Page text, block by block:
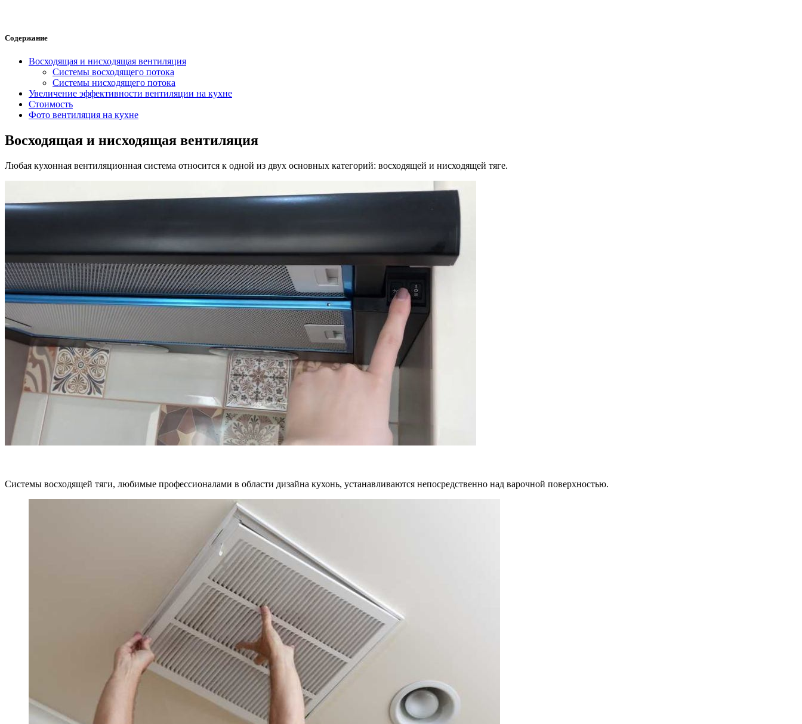
Содержание
Восходящая и нисходящая вентиляция
Системы восходящего потока
Системы нисходящего потока
Увеличение эффективности вентиляции на кухне
Стоимость
Фото вентиляция на кухне
Восходящая и нисходящая вентиляция
Любая кухонная вентиляционная система относится к одной из двух основных категорий: восходящей и нисходящей тяге.
Системы восходящей тяги, любимые профессионалами в области дизайна кухонь, устанавливаются непосредственно над варочной поверхностью.